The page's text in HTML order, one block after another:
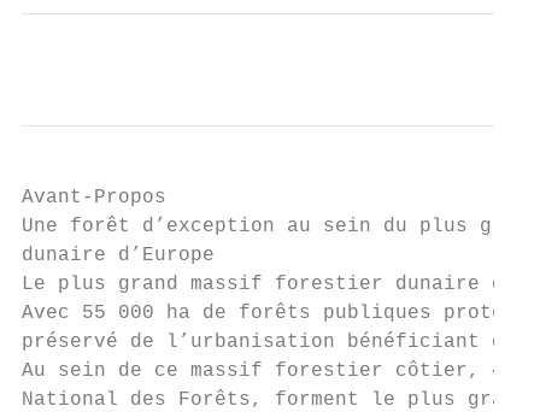
Avant-Propos
Une forêt d’exception au sein du plus
dunaire d’Europe
Le plus grand massif forestier dunaire
Avec 55 000 ha de forêts publiques
préservé de l’urbanisation bénéficiant
Au sein de ce massif forestier côtier, 45
National des Forêts, forment le plus